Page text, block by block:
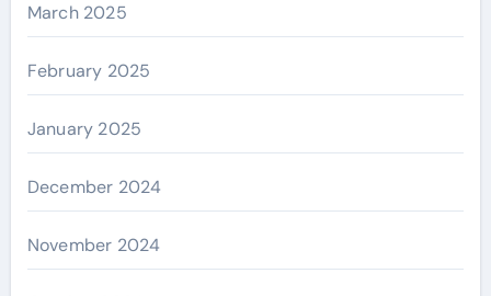
March 2025
February 2025
January 2025
December 2024
November 2024